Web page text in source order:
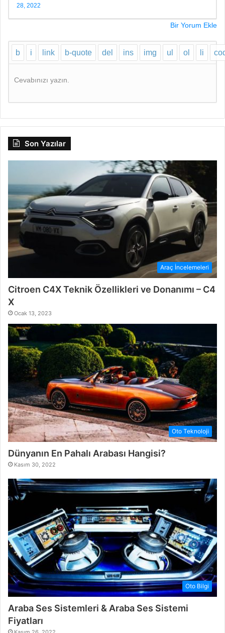
28, 2022
Bir Yorum Ekle
Cevabınızı yazın.
Son Yazılar
Araç İncelemeleri
Citroen C4X Teknik Özellikleri ve Donanımı – C4
X
Ocak 13, 2023
Oto Teknoloji
Dünyanın En Pahalı Arabası Hangisi?
Kasım 30, 2022
Oto Bilgi
Araba Ses Sistemleri & Araba Ses Sistemi
Fiyatları